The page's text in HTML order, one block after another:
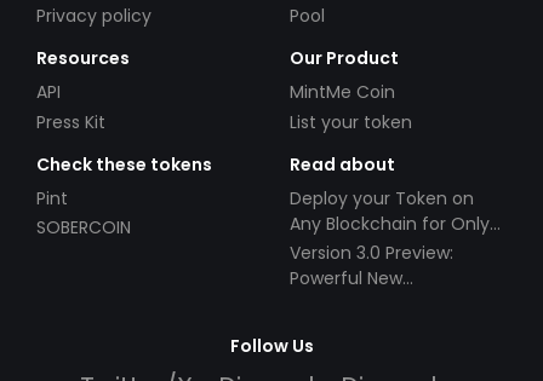
Privacy policy
Pool
Resources
API
Press Kit
Our Product
MintMe Coin
List your token
Check these tokens
Pint
SOBERCOIN
Read about
Deploy your Token on
Any Blockchain for Only
$49!
Version 3.0 Preview:
Powerful New
Follow Us